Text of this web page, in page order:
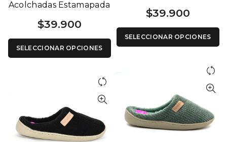
$39.900
SELECCIONAR OPCIONES
Acolchadas Estamapada
$39.900
SELECCIONAR OPCIONES